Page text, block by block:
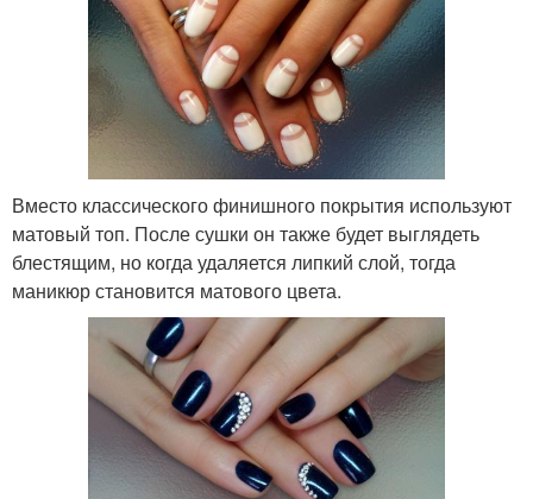
Вместо классического финишного покрытия используют
матовый топ. После сушки он также будет выглядеть
блестящим, но когда удаляется липкий слой, тогда
маникюр становится матового цвета.